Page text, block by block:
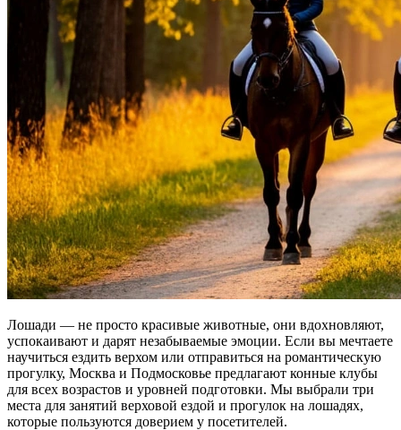
Лошади — не просто красивые животные, они вдохновляют,
успокаивают и дарят незабываемые эмоции. Если вы мечтаете
научиться ездить верхом или отправиться на романтическую
прогулку, Москва и Подмосковье предлагают конные клубы
для всех возрастов и уровней подготовки. Мы выбрали три
места для занятий верховой ездой и прогулок на лошадях,
которые пользуются доверием у посетителей.